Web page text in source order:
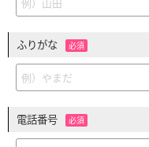
ふりがな 必須
電話番号 必須